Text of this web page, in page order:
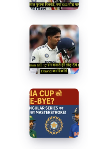
तोड़
Don
Bradman
का
95
साल
पुराना
रिकॉर्ड?
390
Shubman
Gill
17
रन
ही
तोड़
देंगे
Rahul
Asia
Cup
को
Bye-